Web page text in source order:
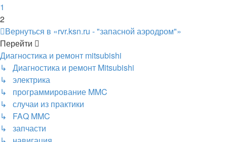
1
2
Вернуться в «rvr.ksn.ru - "запасной аэродром"»
Перейти
Диагностика и ремонт mitsubishi
↳ Диагностика и ремонт Mitsubishi
↳ электрика
↳ программирование MMC
↳ случаи из практики
↳ FAQ MMC
↳ запчасти